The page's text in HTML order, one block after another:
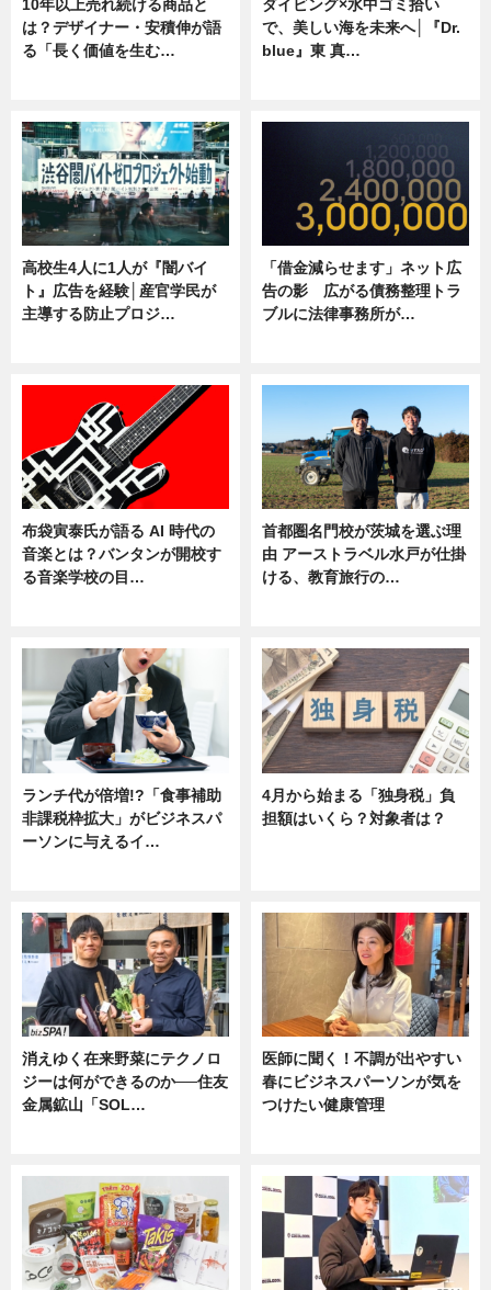
10年以上売れ続ける商品と
は？デザイナー・安積伸が語
る「長く価値を生む…
ダイビング×水中ゴミ拾い
で、美しい海を未来へ│『Dr.
blue』東 真…
高校生4人に1人が『闇バイ
ト』広告を経験│産官学民が
主導する防止プロジ…
「借金減らせます」ネット広
告の影 広がる債務整理トラ
ブルに法律事務所が…
布袋寅泰氏が語る AI 時代の
音楽とは？バンタンが開校す
る音楽学校の目…
首都圏名門校が茨城を選ぶ理
由 アーストラベル水戸が仕掛
ける、教育旅行の…
ランチ代が倍増!?「食事補助
非課税枠拡大」がビジネスパ
ーソンに与えるイ…
4月から始まる「独身税」負
担額はいくら？対象者は？
消えゆく在来野菜にテクノロ
ジーは何ができるのか──住友
金属鉱山「SOL…
医師に聞く！不調が出やすい
春にビジネスパーソンが気を
つけたい健康管理